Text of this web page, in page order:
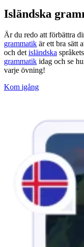
Isländska
Är du redo att förbättra
grammatik är ett bra sätt
och det isländska
grammatik idag och se
varje övning!
Kom igång